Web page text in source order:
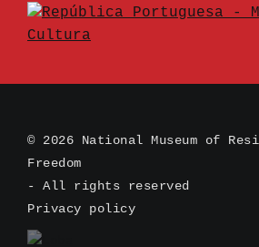
© 2026 National Museum of
Freedom
- All rights reserved
Privacy policy